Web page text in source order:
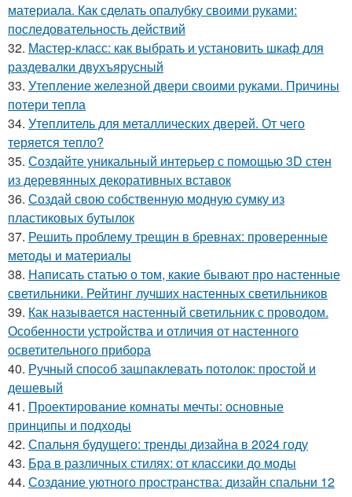
материала. Как сделать опалубку своими руками:
последовательность действий
32. Мастер-класс: как выбрать и установить шкаф для
раздевалки двухъярусный
33. Утепление железной двери своими руками. Причины
потери тепла
34. Утеплитель для металлических дверей. От чего
теряется тепло?
35. Создайте уникальный интерьер с помощью 3D стен
из деревянных декоративных вставок
36. Создай свою собственную модную сумку из
пластиковых бутылок
37. Решить проблему трещин в бревнах: проверенные
методы и материалы
38. Написать статью о том, какие бывают про настенные
светильники. Рейтинг лучших настенных светильников
39. Как называется настенный светильник с проводом.
Особенности устройства и отличия от настенного
осветительного прибора
40. Ручный способ зашпаклевать потолок: простой и
дешевый
41. Проектирование комнаты мечты: основные
принципы и подходы
42. Спальня будущего: тренды дизайна в 2024 году
43. Бра в различных стилях: от классики до моды
44. Создание уютного пространства: дизайн спальни 12